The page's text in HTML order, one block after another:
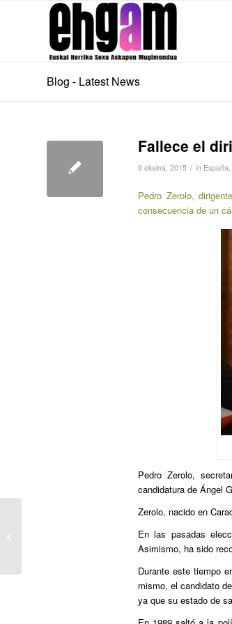
Blog - Latest News
Fallece el
9 ekaina, 2015 / in España,
Pedro Zerolo,
consecuencia de un
Pedro Zerolo,
candidatura de Ángel
Zerolo, nacido en
En las pasadas
Asimismo, ha sido
Durante este tiempo
mismo, el candidato
ya que su estado de
recuerdan con emoción a Pedro